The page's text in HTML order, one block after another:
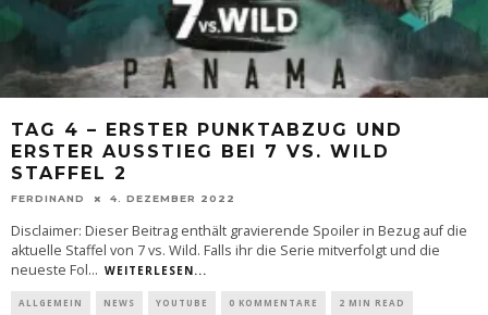
TAG 4 – ERSTER PUNKTABZUG UND
ERSTER AUSSTIEG BEI 7 VS. WILD
STAFFEL 2
FERDINAND 4. DEZEMBER 2022
Disclaimer: Dieser Beitrag enthält gravierende Spoiler in Bezug auf die
aktuelle Staffel von 7 vs. Wild. Falls ihr die Serie mitverfolgt und die
neueste Fol... WEITERLESEN...
ALLGEMEIN NEWS YOUTUBE 0 KOMMENTARE 2 MIN READ